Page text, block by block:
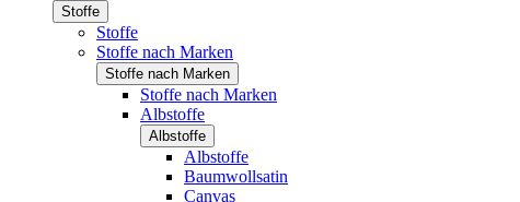
Stoffe
Stoffe
Stoffe nach Marken
Stoffe nach Marken
Stoffe nach Marken
Albstoffe
Albstoffe
Albstoffe
Baumwollsatin
Canvas